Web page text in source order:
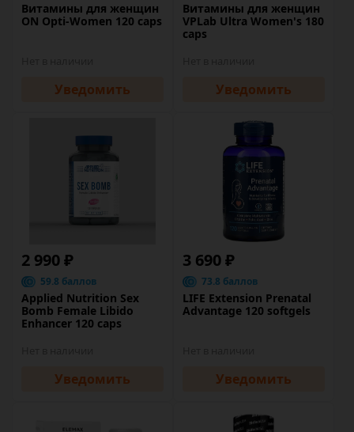
Витамины для женщин
ON Opti-Women 120 caps
Уведомить
Витамины для женщин
VPLab Ultra Women's 180
caps
Уведомить
2 990 ₽
59.8 баллов
Applied Nutrition Sex
Bomb Female Libido
Enhancer 120 caps
Уведомить
3 690 ₽
73.8 баллов
LIFE Extension Prenatal
Advantage 120 softgels
Уведомить